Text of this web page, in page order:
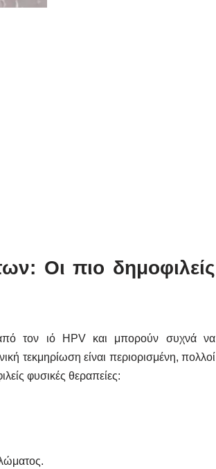
Οι πιο δημοφιλείς
από τον ιό HPV και μπορούν συχνά να
τεκμηρίωση είναι περιορισμένη, πολλοί
φυσικές θεραπείες: